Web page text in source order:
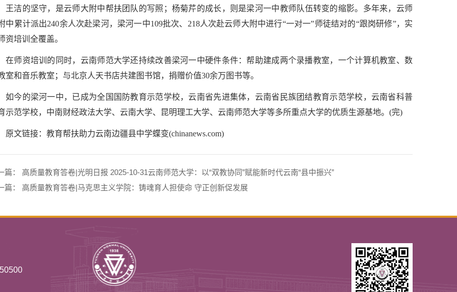
王洁的坚守，是云师大附中帮扶团队的写照；杨菊芹的成长，则是梁河一中教师队伍转变的缩影。多年来，云师
中累计派出240余人次赴梁河，梁河一中109批次、218人次赴云师大附中进行“一对一”师徒结对的“跟岗研修”，实
资培训全覆盖。
在师资培训的同时，云南师范大学还持续改善梁河一中硬件条件：帮助建成两个录播教室，一个计算机教室、数
室和音乐教室；与北京人天书店共建图书馆，捐赠价值30余万图书等。
如今的梁河一中，已成为全国国防教育示范学校，云南省先进集体，云南省民族团结教育示范学校，云南省科普
示范学校，中南财经政法大学、云南大学、昆明理工大学、云南师范大学等多所重点大学的优质生源基地。(完)
原文链接： 教育帮扶助力云南边疆县中学蝶变(chinanews.com)
篇： 高质量教育答卷|光明日报 2025-10-31云南师范大学：以“双教协同”赋能新时代云南“县中振兴”
篇： 高质量教育答卷|马克思主义学院：铸魂育人担使命 守正创新促发展